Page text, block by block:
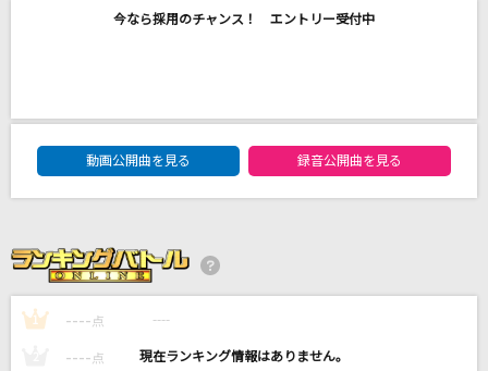
Best Friend
Kiroro
今なら採用のチャンス！ エントリー受付中
DAM★ともボーカルエントリーランキング
動画公開曲を見る
録音公開曲を見る
1 ---- 点 ----
---- 点 ----